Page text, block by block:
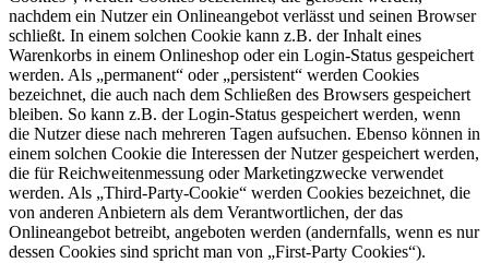
nachdem ein Nutzer ein Onlineangebot verlässt und seinen Browser
schließt. In einem solchen Cookie kann z.B. der Inhalt eines
Warenkorbs in einem Onlineshop oder ein Login-Status gespeichert
werden. Als „permanent“ oder „persistent“ werden Cookies
bezeichnet, die auch nach dem Schließen des Browsers gespeichert
bleiben. So kann z.B. der Login-Status gespeichert werden, wenn
die Nutzer diese nach mehreren Tagen aufsuchen. Ebenso können in
einem solchen Cookie die Interessen der Nutzer gespeichert werden,
die für Reichweitenmessung oder Marketingzwecke verwendet
werden. Als „Third-Party-Cookie“ werden Cookies bezeichnet, die
von anderen Anbietern als dem Verantwortlichen, der das
Onlineangebot betreibt, angeboten werden (andernfalls, wenn es nur
dessen Cookies sind spricht man von „First-Party Cookies“).